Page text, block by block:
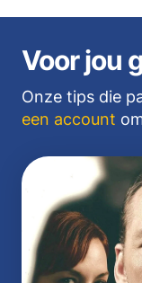
Voor jou
Onze tips die
een account